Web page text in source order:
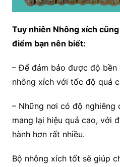
Tuy nhiên Nhông xích
điểm bạn nên biết:
– Để đảm bảo được độ bền
nhông xích với tốc độ quá
– Những nơi có độ nghiêng
mang lại hiệu quả cao, với
hành hơn rất nhiều.
Bộ nhông xích tốt sẽ giúp